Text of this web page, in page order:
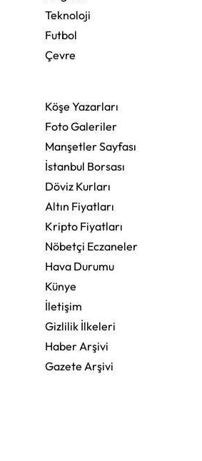
Teknoloji
Futbol
Çevre
Köşe Yazarları
Foto Galeriler
Manşetler Sayfası
İstanbul Borsası
Döviz Kurları
Altın Fiyatları
Kripto Fiyatları
Nöbetçi Eczaneler
Hava Durumu
Künye
İletişim
Gizlilik İlkeleri
Haber Arşivi
Gazete Arşivi